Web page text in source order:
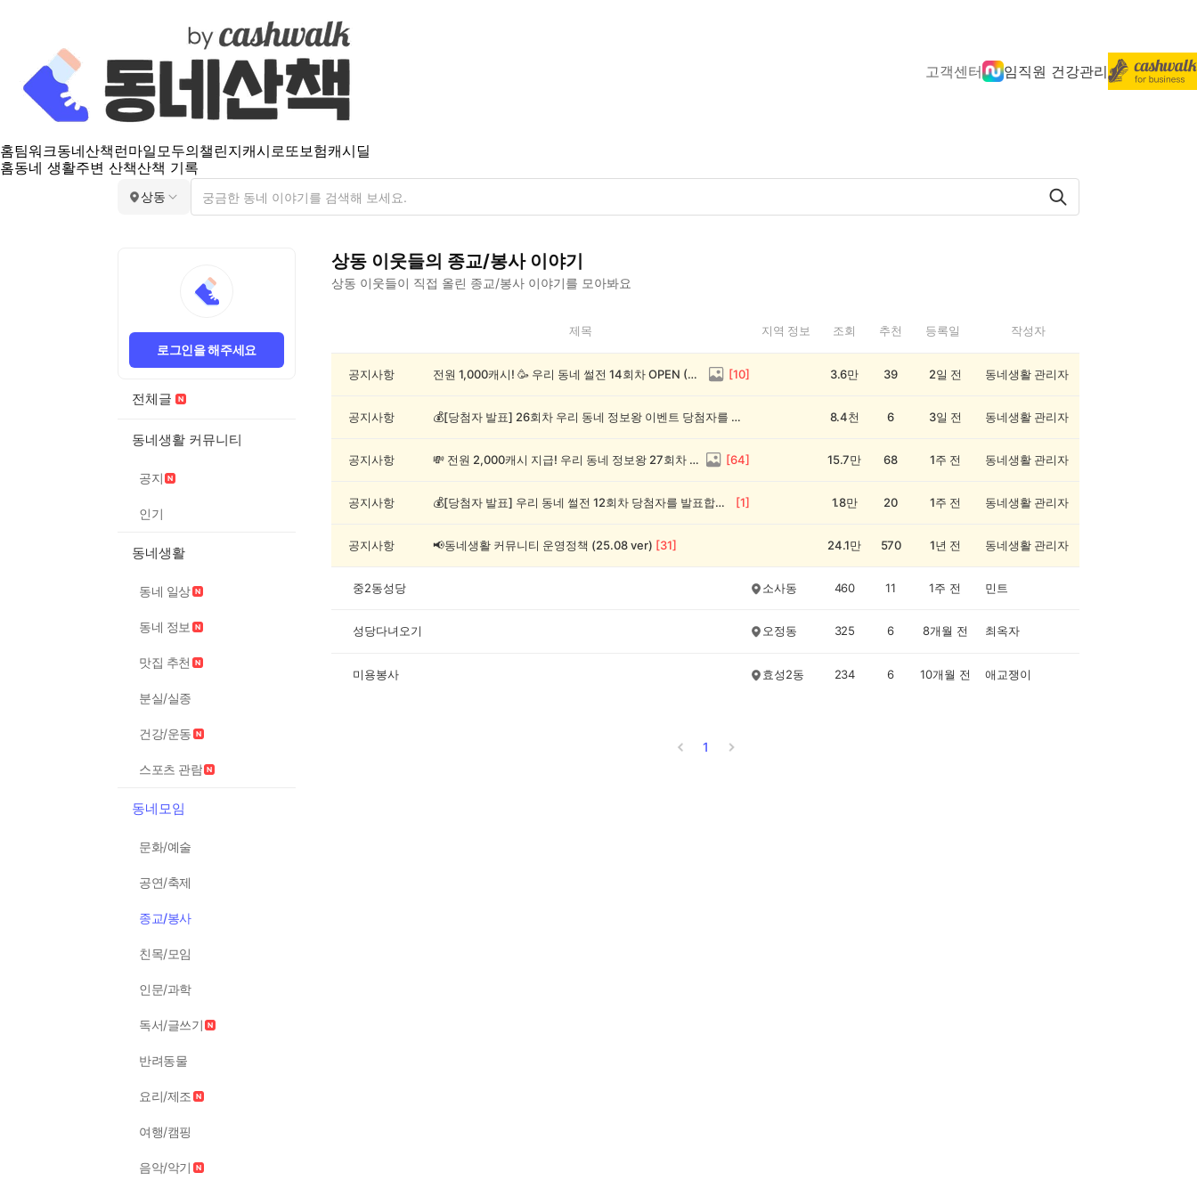
고객센터 임직원 건강관리
홈팀워크동네산책 런마일모두의챌린지캐시로또보험캐시딜
홈동네 생활주변 산책산책 기록
상동
로그인을 해주세요
전체글
동네생활 커뮤니티
공지
인기
동네생활
동네 일상
동네 정보
맛집 추천
분실/실종
건강/운동
스포츠 관람
동네모임
문화/예술
공연/축제
종교/봉사
친목/모임
인문/과학
독서/글쓰기
반려동물
요리/제조
여행/캠핑
음악/악기
상동 이웃들의 종교/봉사이야기
상동 이웃들이 직접 올린 종교/봉사 이야기를 모아봐요
종
제목 지역 정보 조회 추천 등록일 작성자
공지사항 전원 1,000캐시! 🥳 우리 동네 썰전 14회차 OPEN (~8/17) [10] 3.6만 39 2일 전 동네생활 관리자
공지사항 💰[당첨자 발표] 26회차 우리 동네 정보왕 이벤트 당첨자를 발표합니다! 8.4천 6 3일 전 동네생활 관리자
공지사항 💸 전원 2,000캐시 지급! 우리 동네 정보왕 27회차 (~8/10) [64] 15.7만 68 1주 전 동네생활 관리자
공지사항 💰[당첨자 발표] 우리 동네 썰전 12회차 당첨자를 발표합니다! [1] 1.8만 20 1주 전 동네생활 관리자
공지사항 📢동네생활 커뮤니티 운영정책 (25.08 ver) [31] 24.1만 570 1년 전 동네생활 관리자
중2동성당 소사동 460 11 1주 전 민트
성당다녀오기 오정동 325 6 8개월 전 최옥자
미용봉사 효성2동 234 6 10개월 전 애교쟁이
1